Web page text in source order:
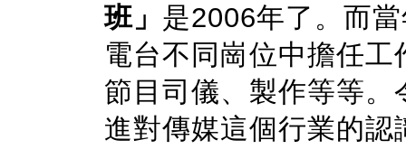
班」 是2006年了。而
電台不同崗位中擔任工
節目司儀、製作等等
進對傳媒這個行業的認